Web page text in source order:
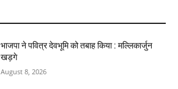
भाजपा ने पवित्र देवभूमि को तबाह किया : मल्लिकार्जुन
खड़गे
August 8, 2026